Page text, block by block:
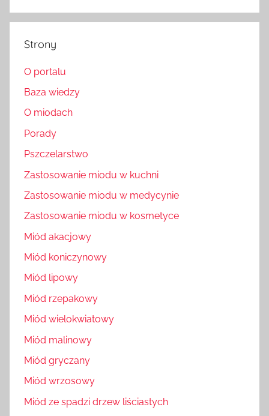
Strony
O portalu
Baza wiedzy
O miodach
Porady
Pszczelarstwo
Zastosowanie miodu w kuchni
Zastosowanie miodu w medycynie
Zastosowanie miodu w kosmetyce
Miód akacjowy
Miód koniczynowy
Miód lipowy
Miód rzepakowy
Miód wielokwiatowy
Miód malinowy
Miód gryczany
Miód wrzosowy
Miód ze spadzi drzew liściastych